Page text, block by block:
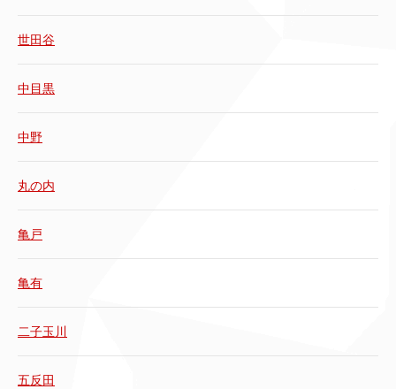
世田谷
中目黒
中野
丸の内
亀戸
亀有
二子玉川
五反田